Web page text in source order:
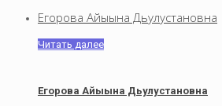
Егорова Айыына Дьулустановна
Читать далее
Егорова Айыына Дьулустановна